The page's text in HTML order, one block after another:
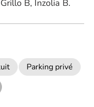
B, Inzolia B.
Parking privé